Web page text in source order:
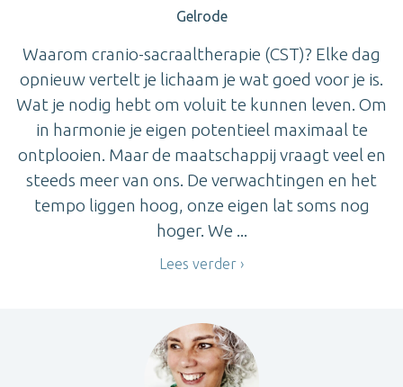
Gelrode
Waarom cranio-sacraaltherapie (CST)? Elke dag
opnieuw vertelt je lichaam je wat goed voor je is.
Wat je nodig hebt om voluit te kunnen leven. Om
in harmonie je eigen potentieel maximaal te
ontplooien. Maar de maatschappij vraagt veel en
steeds meer van ons. De verwachtingen en het
tempo liggen hoog, onze eigen lat soms nog
hoger. We ...
Lees verder